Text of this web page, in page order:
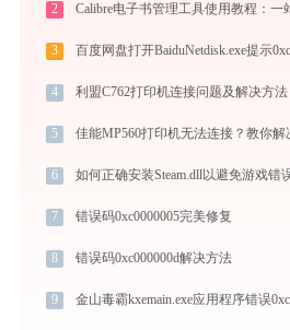
2
3
4 利盟C762打印机连接问题及解决方法
5 佳能MP560打印机无法连接？教你
6 如何正确安装Steam.dll以避免游戏错
7 错误码0xc0000005完美修复
8 错误码0xc000000d解决方法
9 金山毒霸kxemain.exe应用程序错误